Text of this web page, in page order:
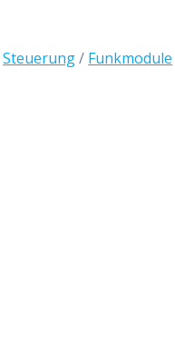
Steuerung/ Funkmodule